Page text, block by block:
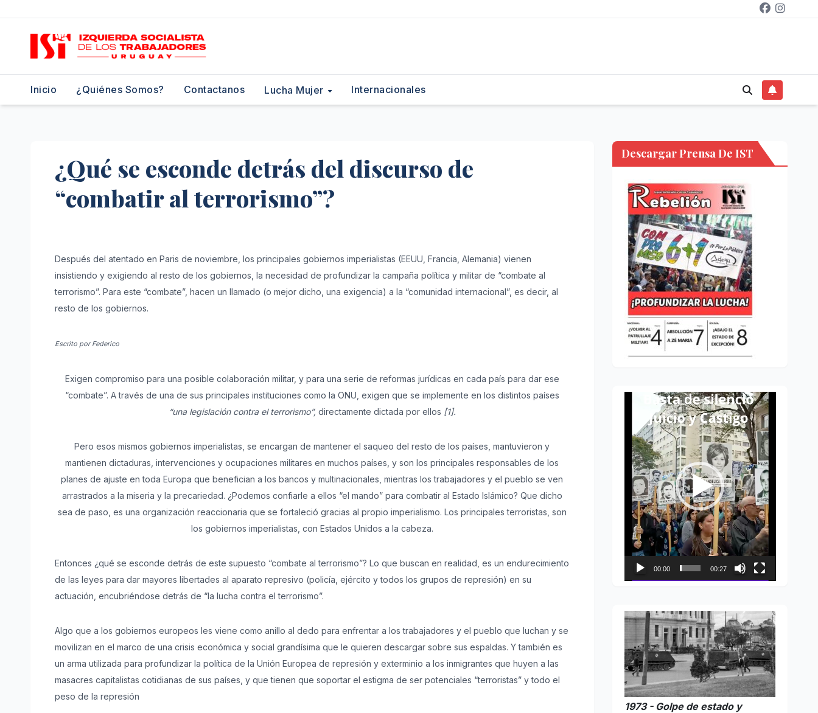
contenido
Inicio ¿Quiénes Somos? Contactanos Lucha Mujer Internacionales
¿Qué se esconde detrás del discurso de
“combatir al terrorismo”?
Después del atentado en Paris de noviembre, los principales gobiernos imperialistas (EEUU, Francia, Alemania) vienen
insistiendo y exigiendo al resto de los gobiernos, la necesidad de profundizar la campaña política y militar de “combate al
terrorismo”. Para este “combate”, hacen un llamado (o mejor dicho, una exigencia) a la “comunidad internacional”, es decir, al
resto de los gobiernos.
Escrito por Federico
Exigen compromiso para una posible colaboración militar, y para una serie de reformas jurídicas en cada país para dar ese
“combate”. A través de una de sus principales instituciones como la ONU, exigen que se implemente en los distintos países
“una legislación contra el terrorismo”, directamente dictada por ellos [1].
Pero esos mismos gobiernos imperialistas, se encargan de mantener el saqueo del resto de los países, mantuvieron y
mantienen dictaduras, intervenciones y ocupaciones militares en muchos países, y son los principales responsables de los
planes de ajuste en toda Europa que benefician a los bancos y multinacionales, mientras los trabajadores y el pueblo se ven
arrastrados a la miseria y la precariedad. ¿Podemos confiarle a ellos “el mando” para combatir al Estado Islámico? Que dicho
sea de paso, es una organización reaccionaria que se fortaleció gracias al propio imperialismo. Los principales terroristas, son
los gobiernos imperialistas, con Estados Unidos a la cabeza.
Entonces ¿qué se esconde detrás de este supuesto “combate al terrorismo”? Lo que buscan en realidad, es un endurecimiento
de las leyes para dar mayores libertades al aparato represivo (policía, ejército y todos los grupos de represión) en su
actuación, encubriéndose detrás de “la lucha contra el terrorismo”.
Algo que a los gobiernos europeos les viene como anillo al dedo para enfrentar a los trabajadores y el pueblo que luchan y se
movilizan en el marco de una crisis económica y social grandísima que le quieren descargar sobre sus espaldas. Y también es
un arma utilizada para profundizar la política de la Unión Europea de represión y exterminio a los inmigrantes que huyen a las
masacres capitalistas cotidianas de sus países, y que tienen que soportar el estigma de ser potenciales “terroristas” y todo el
peso de la represión
Descargar Prensa De IST
Reproductor
vídeo
00:00 00:27
1973 - Golpe de estado y